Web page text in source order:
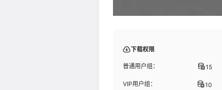
下载权限
普通用户组： 15
VIP用户组： 10